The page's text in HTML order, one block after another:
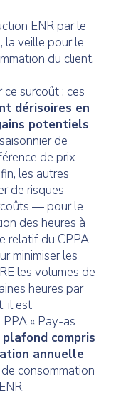
ENR par le
la veille pour le
du client,
surcoût : ces
dérisoires en
potentiels
de
de prix
les autres
de risques
— pour le
des heures à
relatif du CPPA
minimiser les
les volumes de
heures par
il est
« Pay-as
compris
annuelle
consommation